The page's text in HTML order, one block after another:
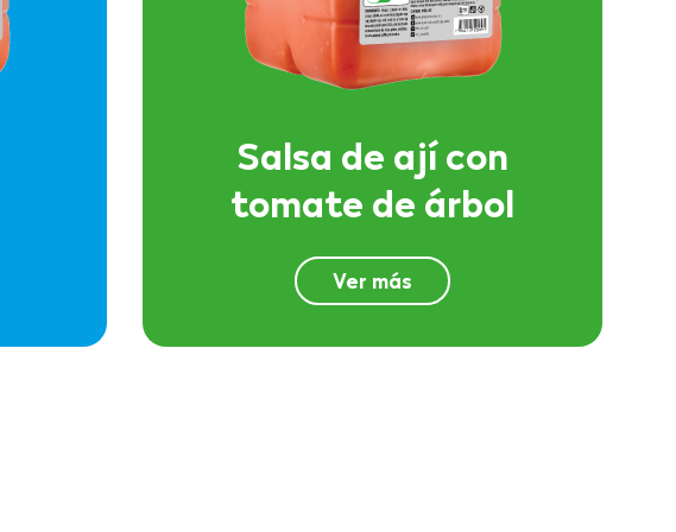
Salsa de ají con
tomate de árbol
Ver más